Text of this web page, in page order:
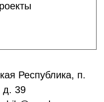
Республика, п.
д. 39